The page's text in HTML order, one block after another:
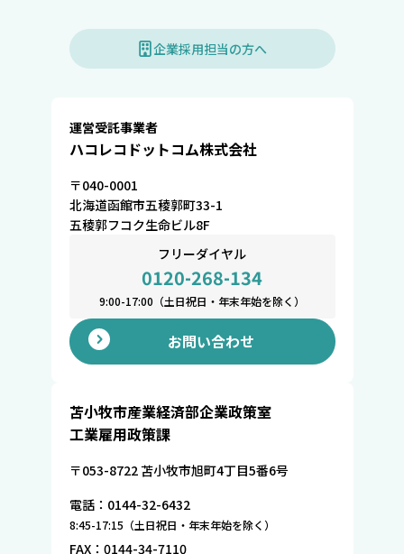
企業採用担当の方へ
運営受託事業者
ハコレコドットコム株式会社
〒040-0001
北海道函館市五稜郭町33-1
五稜郭フコク生命ビル8F
フリーダイヤル
0120-268-134
9:00-17:00（土日祝日・年末年始を除く）
お問い合わせ
苫小牧市産業経済部企業政策室
工業雇用政策課
〒053-8722 苫小牧市旭町4丁目5番6号
電話：0144-32-6432
8:45-17:15（土日祝日・年末年始を除く）
FAX：0144-34-7110